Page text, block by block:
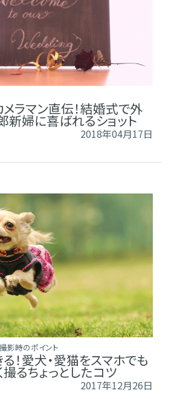
メラマン直伝！結婚式で外
新婦に喜ばれるショット
2018年04月17日
影時のポイント
！愛犬・愛猫をスマホでも
るちょっとしたコツ
2017年12月26日